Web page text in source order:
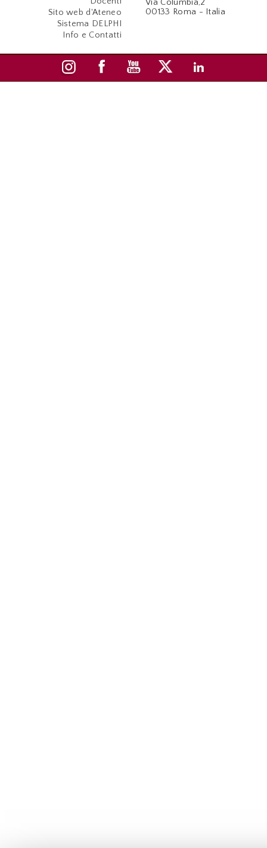
Sito web d'Ateneo
Sistema DELPHI
Info e Contatti
Via Columbia,2
00133 Roma - Italia